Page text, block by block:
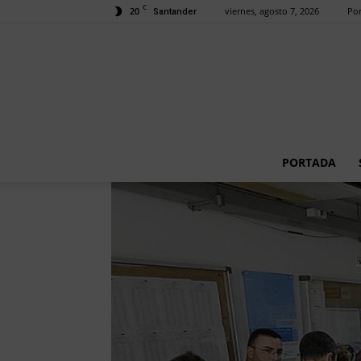
20 C Santander viernes, agosto 7, 2026
PORTADA